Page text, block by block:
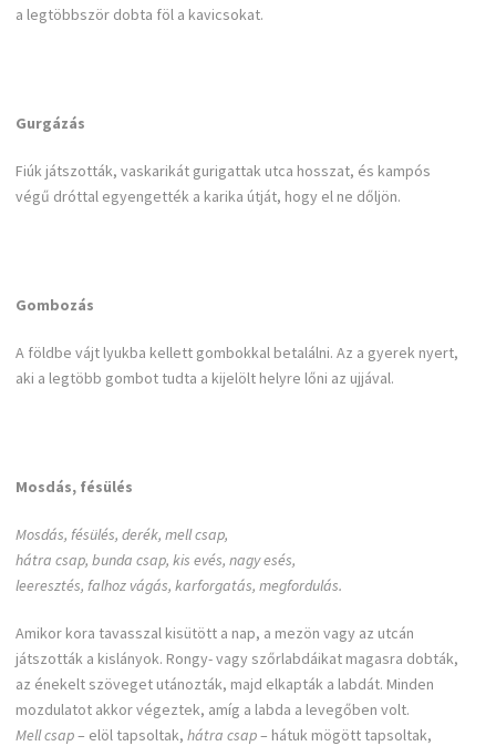
a legtöbbször dobta föl a kavicsokat.
Gurgázás
Fiúk játszották, vaskarikát gurigattak utca hosszat, és kampós
végű dróttal egyengették a karika útját, hogy el ne dőljön.
Gombozás
A földbe vájt lyukba kellett gombokkal betalálni. Az a gyerek nyert,
aki a legtöbb gombot tudta a kijelölt helyre lőni az ujjával.
Mosdás, fésülés
Mosdás, fésülés, derék, mell csap,
hátra csap, bunda csap, kis evés, nagy esés,
leeresztés, falhoz vágás, karforgatás, megfordulás.
Amikor kora tavasszal kisütött a nap, a mezön vagy az utcán
játszották a kislányok. Rongy- vagy szőrlabdáikat magasra dobták,
az énekelt szöveget utánozták, majd elkapták a labdát. Minden
mozdulatot akkor végeztek, amíg a labda a levegőben volt.
Mell csap– elöl tapsoltak, hátra csap– hátuk mögött tapsoltak,